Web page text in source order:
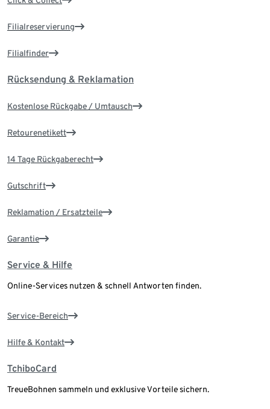
Filialreservierung
Filialfinder
Rücksendung & Reklamation
Kostenlose Rückgabe / Umtausch
Retourenetikett
14 Tage Rückgaberecht
Gutschrift
Reklamation / Ersatzteile
Garantie
Service & Hilfe
Online-Services nutzen & schnell Antworten finden.
Service-Bereich
Hilfe & Kontakt
TchiboCard
TreueBohnen sammeln und exklusive Vorteile sichern.